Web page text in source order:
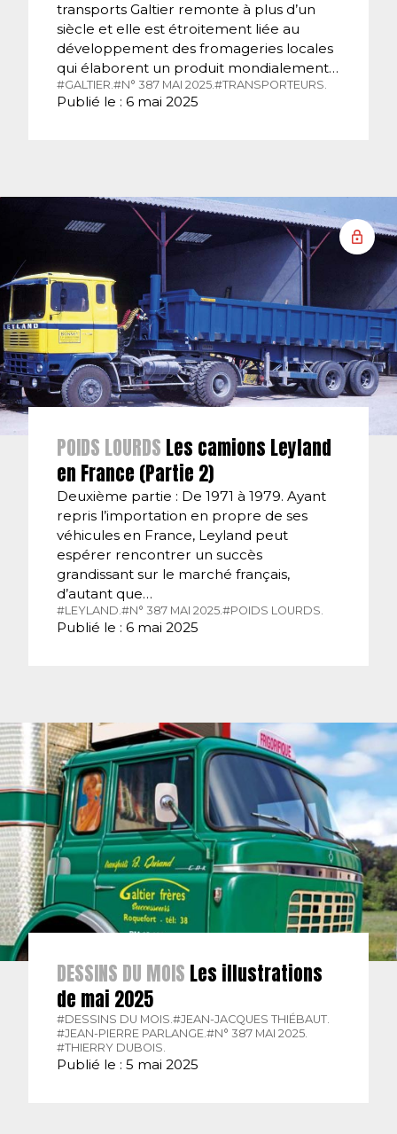
transports Galtier remonte à plus d’un
siècle et elle est étroitement liée au
développement des fromageries locales
qui élaborent un produit mondialement…
#GALTIER.#N° 387 MAI 2025.#TRANSPORTEURS.
Publié le : 6 mai 2025
POIDS LOURDS Les camions Leyland
en France (Partie 2)
Deuxième partie : De 1971 à 1979. Ayant
repris l’importation en propre de ses
véhicules en France, Leyland peut
espérer rencontrer un succès
grandissant sur le marché français,
d’autant que…
#LEYLAND. #N° 387 MAI 2025. #POIDS LOURDS.
Publié le : 6 mai 2025
DESSINS DU MOIS Les illustrations
de mai 2025
#DESSINS DU MOIS. #JEAN-JACQUES THIÉBAUT.
#JEAN-PIERRE PARLANGE. #N° 387 MAI 2025.
#THIERRY DUBOIS.
Publié le : 5 mai 2025